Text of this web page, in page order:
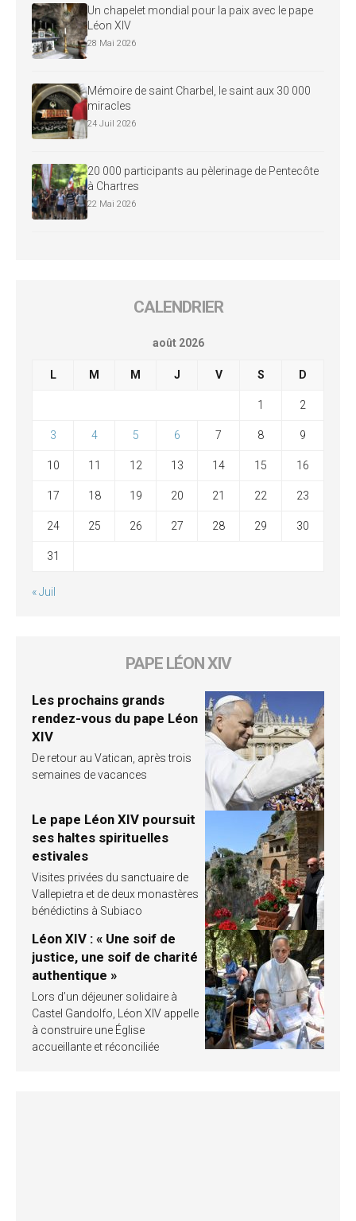
Un chapelet mondial pour la paix avec le pape
Léon XIV
28 Mai 2026
Mémoire de saint Charbel, le saint aux 30 000
miracles
24 Juil 2026
20 000 participants au pèlerinage de Pentecôte
à Chartres
22 Mai 2026
CALENDRIER
août 2026
L M M J V S D
1 2
3 4 5 6 7 8 9
10 11 12 13 14 15 16
17 18 19 20 21 22 23
24 25 26 27 28 29 30
31
« Juil
PAPE LÉON XIV
Les prochains grands
rendez-vous du pape Léon
XIV
De retour au Vatican, après trois
semaines de vacances
Le pape Léon XIV poursuit
ses haltes spirituelles
estivales
Visites privées du sanctuaire de
Vallepietra et de deux monastères
bénédictins à Subiaco
Léon XIV : « Une soif de
justice, une soif de charité
authentique »
Lors d’un déjeuner solidaire à
Castel Gandolfo, Léon XIV appelle
à construire une Église
accueillante et réconciliée